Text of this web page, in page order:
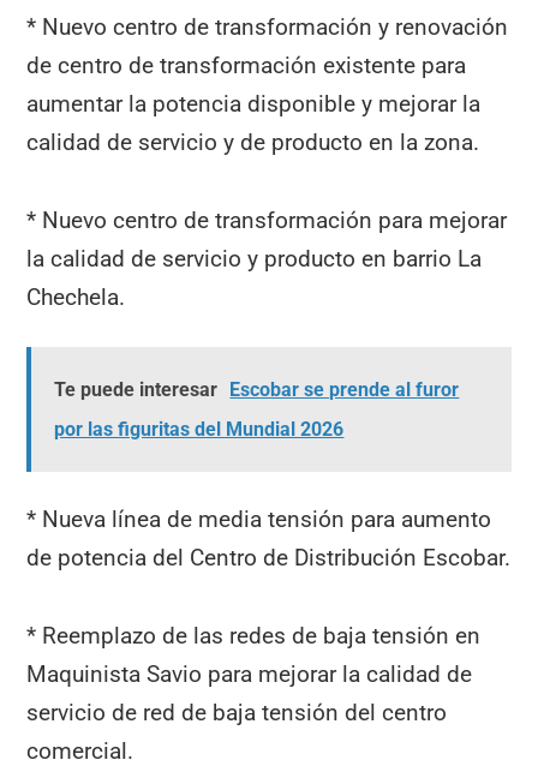
* Nuevo centro de transformación y renovación
de centro de transformación existente para
aumentar la potencia disponible y mejorar la
calidad de servicio y de producto en la zona.
* Nuevo centro de transformación para mejorar
la calidad de servicio y producto en barrio La
Chechela.
Te puede interesar Escobar se prende al furor
por las figuritas del Mundial 2026
* Nueva línea de media tensión para aumento
de potencia del Centro de Distribución Escobar.
* Reemplazo de las redes de baja tensión en
Maquinista Savio para mejorar la calidad de
servicio de red de baja tensión del centro
comercial.